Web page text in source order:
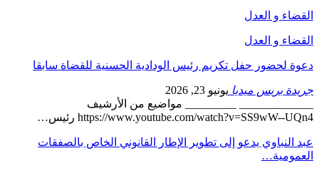
القضاء و العدل
القضاء و العدل
دعوة لحضور حفل تكريم رئيس الودادية الحسنية للقضاة سابقا
جريدة بريس ميديا يونيو 23, 2026
_____________ _________ مواضيع من الأرشيف
https://www.youtube.com/watch?v=SS9wW--UQn4 رئيس…
عبد النباوي يدعو إلى تطوير الإطار القانوني الخاص بالصفقات
العمومية…